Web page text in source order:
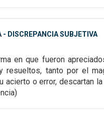
- DISCREPANCIA SUBJETIVA
en que fueron
resueltos, tanto por el
acierto o error, descartan